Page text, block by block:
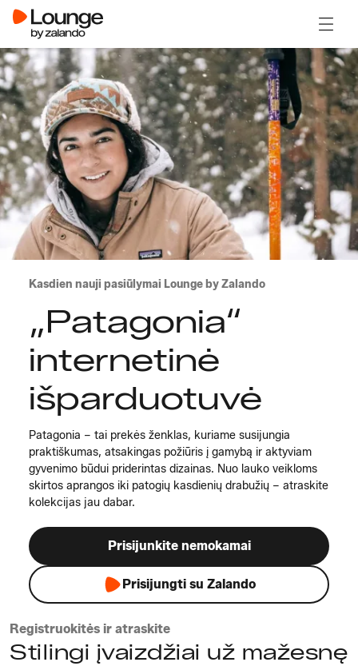
Kasdien nauji pasiūlymai Lounge by Zalando
„Patagonia“
internetinė
išparduotuvė
Patagonia – tai prekės ženklas, kuriame susijungia
praktiškumas, atsakingas požiūris į gamybą ir aktyviam
gyvenimo būdui priderintas dizainas. Nuo lauko veikloms
skirtos aprangos iki patogių kasdienių drabužių – atraskite
kolekcijas jau dabar.
Prisijunkite nemokamai
Prisijungti su Zalando
Registruokitės ir atraskite
Stilingi įvaizdžiai už mažesnę